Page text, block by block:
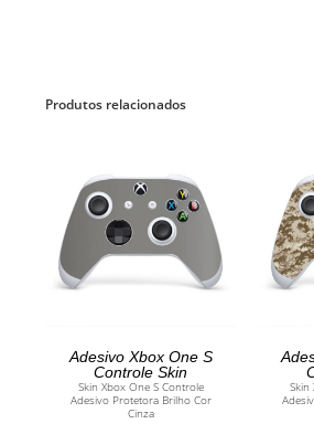
Produtos relacionados
ADICIONAR AO
CARRINHO
Adesivo Xbox One S
Controle Skin
Skin Xbox One S Controle
Adesivo Protetora Brilho Cor
Cinza
Skin